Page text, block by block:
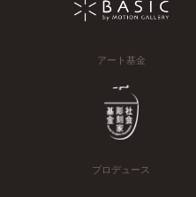
アート基金
プロデュース